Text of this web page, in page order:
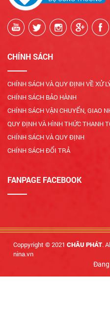
CHÍNH SÁCH
CHÍNH SÁCH VÀ QUY ĐỊNH VỀ XỬ
CHÍNH SÁCH BẢO HÀNH
CHÍNH SÁCH VẬN CHUYỂN, GIAO
QUY ĐỊNH VÀ HÌNH THỨC THANH
CHÍNH SÁCH VÀ QUY ĐỊNH
CHÍNH SÁCH ĐỔI TRẢ
FANPAGE FACEBOOK
Coppyright © 2021 CHÂU PHÁT.
nina.vn